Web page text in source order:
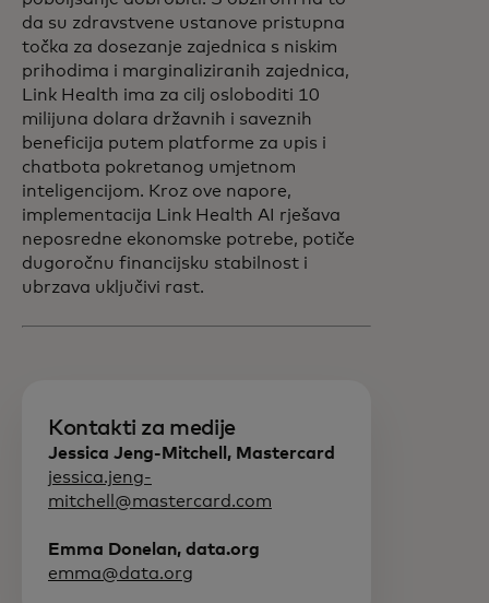
da su zdravstvene ustanove pristupna
točka za dosezanje zajednica s niskim
prihodima i marginaliziranih zajednica,
Link Health ima za cilj osloboditi 10
milijuna dolara državnih i saveznih
beneficija putem platforme za upis i
chatbota pokretanog umjetnom
inteligencijom. Kroz ove napore,
implementacija Link Health AI rješava
neposredne ekonomske potrebe, potiče
dugoročnu financijsku stabilnost i
ubrzava uključivi rast.
Kontakti za medije
Jessica Jeng-Mitchell, Mastercard
jessica.jeng-
mitchell@mastercard.com
Emma Donelan, data.org
emma@data.org